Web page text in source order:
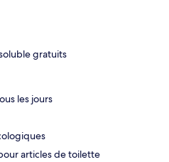
gratuits
les jours
articles de toilette